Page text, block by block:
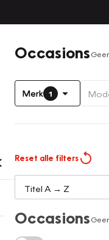
Occasions
Merk 1
Reset alle filters
Occasions